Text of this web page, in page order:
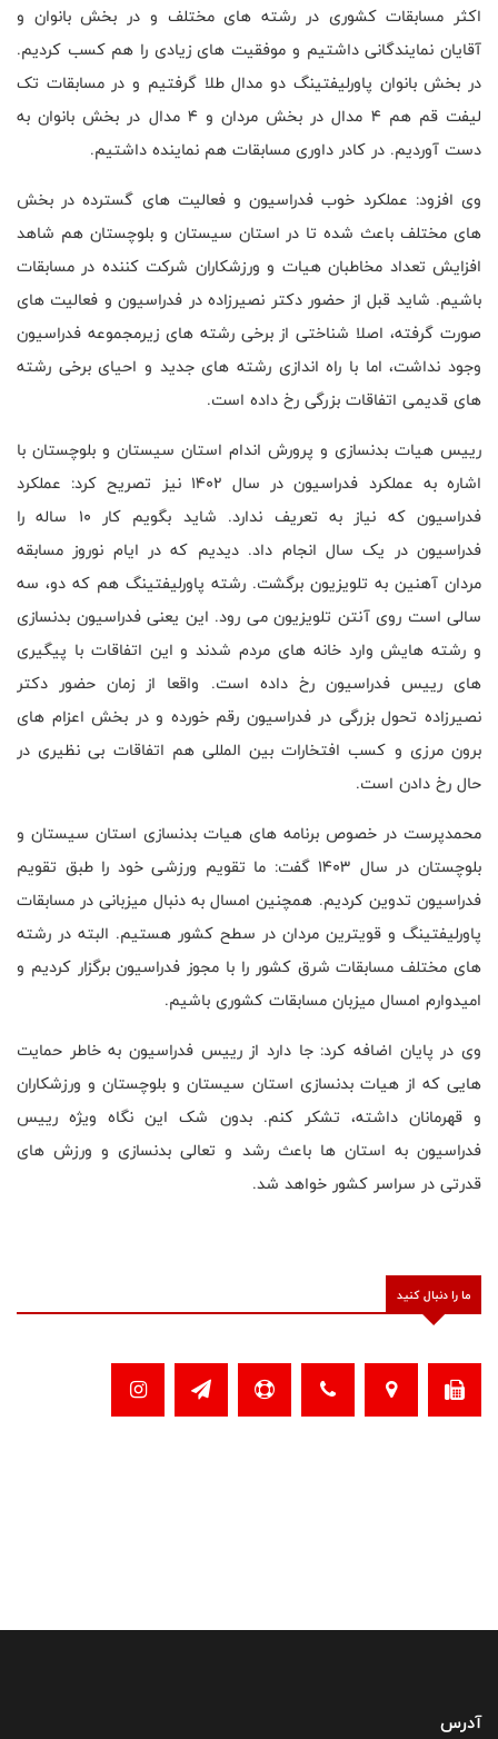
اکثر مسابقات کشوری در رشته های مختلف و در بخش بانوان و
آقایان نمایندگانی داشتیم و موفقیت های زیادی را هم کسب کردیم.
در بخش بانوان پاورلیفتینگ دو مدال طلا گرفتیم و در مسابقات تک
لیفت قم هم 4 مدال در بخش مردان و 4 مدال در بخش بانوان به
دست آوردیم. در کادر داوری مسابقات هم نماینده داشتیم.
وی افزود: عملکرد خوب فدراسیون و فعالیت های گسترده در بخش
های مختلف باعث شده تا در استان سیستان و بلوچستان هم شاهد
افزایش تعداد مخاطبان هیات و ورزشکاران شرکت کننده در مسابقات
باشیم. شاید قبل از حضور دکتر نصیرزاده در فدراسیون و فعالیت های
صورت گرفته، اصلا شناختی از برخی رشته های زیرمجموعه فدراسیون
وجود نداشت، اما با راه اندازی رشته های جدید و احیای برخی رشته
های قدیمی اتفاقات بزرگی رخ داده است.
رییس هیات بدنسازی و پرورش اندام استان سیستان و بلوچستان با
اشاره به عملکرد فدراسیون در سال 1402 نیز تصریح کرد: عملکرد
فدراسیون که نیاز به تعریف ندارد. شاید بگویم کار 10 ساله را
فدراسیون در یک سال انجام داد. دیدیم که در ایام نوروز مسابقه
مردان آهنین به تلویزیون برگشت. رشته پاورلیفتینگ هم که دو، سه
سالی است روی آنتن تلویزیون می رود. این یعنی فدراسیون بدنسازی
و رشته هایش وارد خانه های مردم شدند و این اتفاقات با پیگیری
های رییس فدراسیون رخ داده است. واقعا از زمان حضور دکتر
نصیرزاده تحول بزرگی در فدراسیون رقم خورده و در بخش اعزام های
برون مرزی و کسب افتخارات بین المللی هم اتفاقات بی نظیری در
حال رخ دادن است.
محمدپرست در خصوص برنامه های هیات بدنسازی استان سیستان و
بلوچستان در سال 1403 گفت: ما تقویم ورزشی خود را طبق تقویم
فدراسیون تدوین کردیم. همچنین امسال به دنبال میزبانی در مسابقات
پاورلیفتینگ و قویترین مردان در سطح کشور هستیم. البته در رشته
های مختلف مسابقات شرق کشور را با مجوز فدراسیون برگزار کردیم و
امیدوارم امسال میزبان مسابقات کشوری باشیم.
وی در پایان اضافه کرد: جا دارد از رییس فدراسیون به خاطر حمایت
هایی که از هیات بدنسازی استان سیستان و بلوچستان و ورزشکاران
و قهرمانان داشته، تشکر کنم. بدون شک این نگاه ویژه رییس
فدراسیون به استان ها باعث رشد و تعالی بدنسازی و ورزش های
قدرتی در سراسر کشور خواهد شد.
ما را دنبال کنید
آدرس